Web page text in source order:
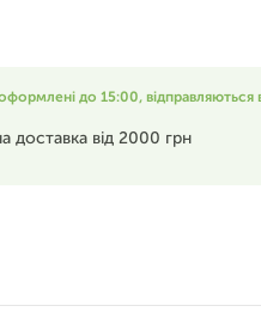
до 15:00, відправляються
доставка від 2000 грн